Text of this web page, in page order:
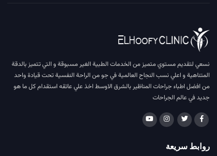
نسعي لتقديم مستوي متميز من الخدمات الطبية الغير مسبوقة و التي تتميز بالدقة
المتناهية و اعلي نسب النجاح العالمية في جو من الراحة النفسية تحت قيادة واحد
من افضل اطباء جراحات المناظير بالشرق الاوسط اخذ علي عاتقه استقدام كل ما هو
جديد في عالم الجراحات
روابط سريعة